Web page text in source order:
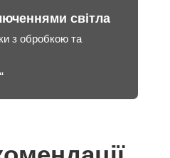
світла
з обробкою та